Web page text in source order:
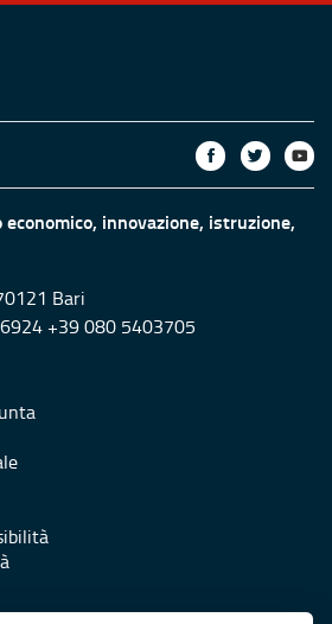
innovazione, istruzione,
Bari
+39 080 5403705